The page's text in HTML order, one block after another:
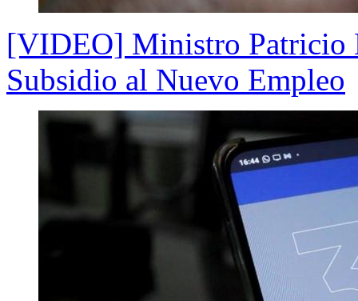
[VIDEO] Ministro Patricio
Subsidio al Nuevo Empleo